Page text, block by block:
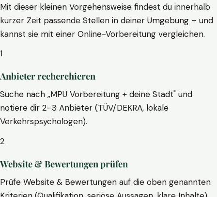
Mit dieser kleinen Vorgehensweise findest du innerhalb
kurzer Zeit passende Stellen in deiner Umgebung – und
kannst sie mit einer Online-Vorbereitung vergleichen.
1
Anbieter recherchieren
Suche nach „MPU Vorbereitung + deine Stadt" und
notiere dir 2–3 Anbieter (TÜV/DEKRA, lokale
Verkehrspsychologen).
2
Website & Bewertungen prüfen
Prüfe Website & Bewertungen auf die oben genannten